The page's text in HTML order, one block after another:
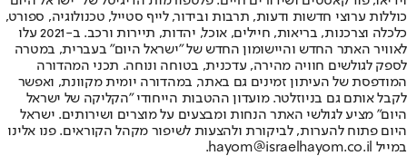
כוללות ערוצי חדשות ודעות, תרבות ובידור, לייף סטייל, טכנולוגיה, ספורט,
כלכלה וצרכנות, בריאות, חיילים, אוכל, יהדות, תיירות ורכב. ב-2021 עלו
לאוויר האתר החדש והיישומון החדש של "ישראל היום" בעברית, במטרה
לספק לגולשים חוויה מהירה, עדכנית, בטוחה ונוחה. תכני המהדורה
המודפסת של העיתון זמינים גם באתר, במהדורה יומית מקוונת, ואפשר
לקבל אותם גם בניוזלטר. מועדון ההטבות הייחודי "הקליקה של ישראל
היום" מציע לגולשי האתר הנחות ומבצעים על מוצרים ושירותים. ישראל
היום פתוח להערות, לביקורת ולהצעות לשיפור מקהל הקוראים. פנו אלינו
במייל hayom@israelhayom.co.il.